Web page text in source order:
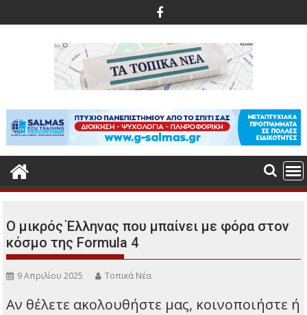
στο
περιεχόμενο
Ο μικρός Έλληνας που μπαίνει με φόρα στον
κόσμο της Formula 4
9 Απριλίου 2025 Τοπικά Νέα
Αν θέλετε ακολουθήστε μας, κοινοποιήστε ή